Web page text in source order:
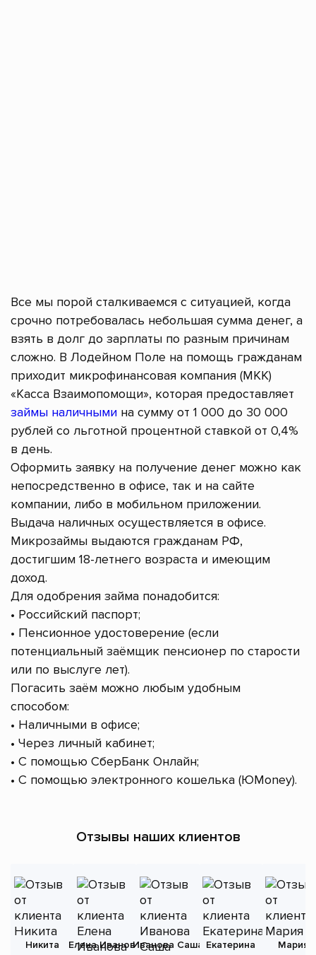
Все мы порой сталкиваемся с ситуацией, когда
срочно потребовалась небольшая сумма денег, а
взять в долг до зарплаты по разным причинам
сложно. В Лодейном Поле на помощь гражданам
приходит микрофинансовая компания (МКК)
«Касса Взаимопомощи», которая предоставляет
займы наличными на сумму от 1 000 до 30 000
рублей со льготной процентной ставкой от 0,4%
в день.
Оформить заявку на получение денег можно как
непосредственно в офисе, так и на сайте
компании, либо в мобильном приложении.
Выдача наличных осуществляется в офисе.
Микрозаймы выдаются гражданам РФ,
достигшим 18-летнего возраста и имеющим
доход.
Для одобрения займа понадобится:
• Российский паспорт;
• Пенсионное удостоверение (если
потенциальный заёмщик пенсионер по старости
или по выслуге лет).
Погасить заём можно любым удобным
способом:
• Наличными в офисе;
• Через личный кабинет;
• С помощью СберБанк Онлайн;
• С помощью электронного кошелька (ЮMoney).
Отзывы наших клиентов
Никита Елена ИвановаИванова Саша Екатерина Мария